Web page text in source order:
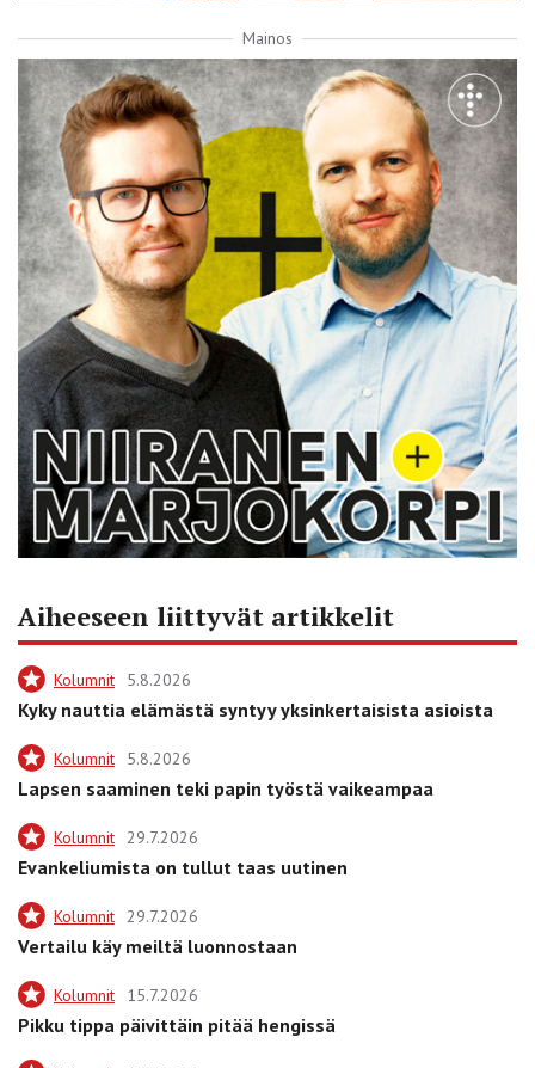
Mainos
Aiheeseen liittyvät artikkelit
Kolumnit 5.8.2026
Kyky nauttia elämästä syntyy yksinkertaisista asioista
Kolumnit 5.8.2026
Lapsen saaminen teki papin työstä vaikeampaa
Kolumnit 29.7.2026
Evankeliumista on tullut taas uutinen
Kolumnit 29.7.2026
Vertailu käy meiltä luonnostaan
Kolumnit 15.7.2026
Pikku tippa päivittäin pitää hengissä